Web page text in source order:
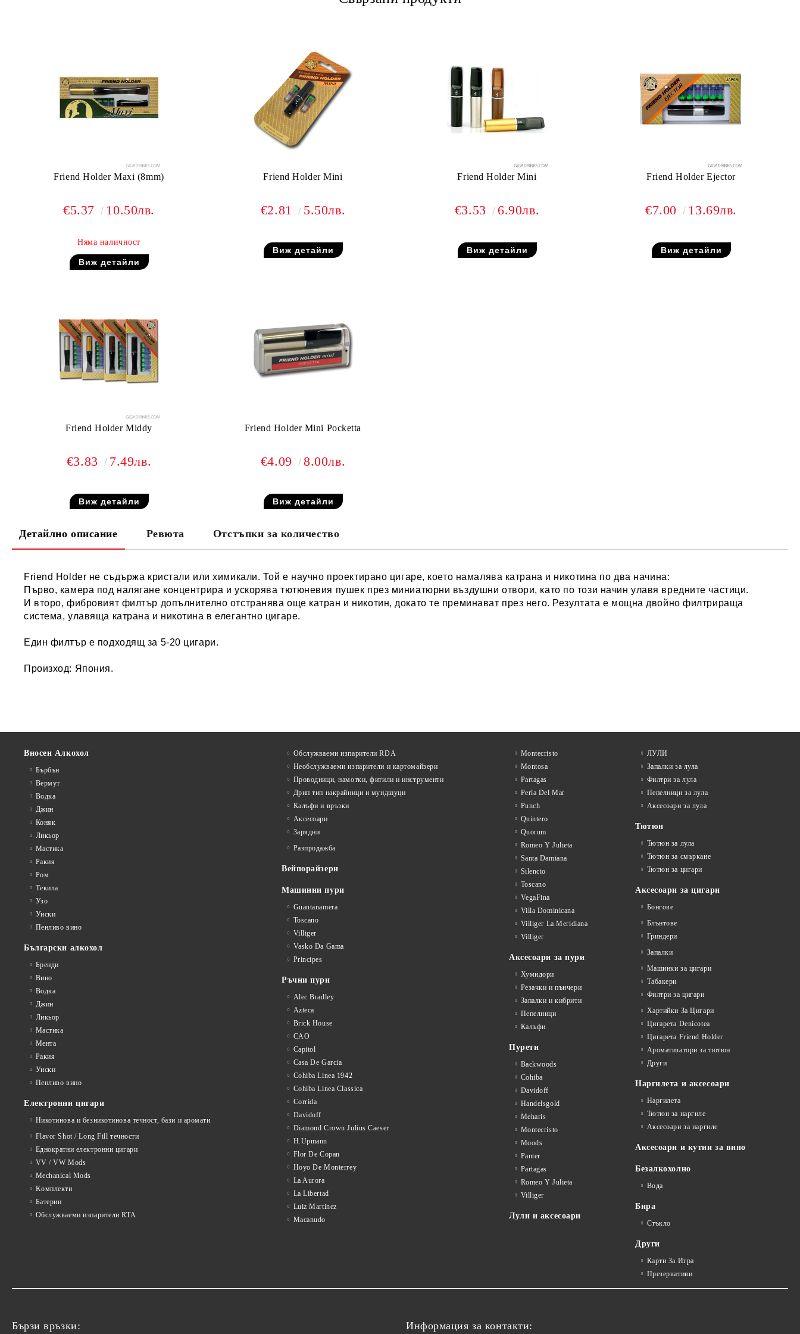
Friend Holder Maxi (8mm)
€5.37 10.50лв.
Няма наличност
Виж детайли
Friend Holder Mini
€2.81 5.50лв.
Виж детайли
Friend Holder Mini
€3.53 6.90лв.
Виж детайли
Friend Holder Ejector
€7.00 13.69лв.
Виж детайли
Friend Holder Middy
€3.83 7.49лв.
Виж детайли
Friend Holder Mini Pocketta
€4.09 8.00лв.
Виж детайли
Детайлно описание Ревюта Отстъпки за количество
Friend Holder не съдържа кристали или химикали. Той е научно проектирано цигаре, което намалява катрана и никотина по два начина:
Първо, камера под налягане концентрира и ускорява тютюневия пушек през миниатюрни въздушни отвори, като по този начин улавя вредните частици.
И второ, фибровият филтър допълнително отстранява още катран и никотин, докато те преминават през него. Резултата е мощна двойно филтрираща
система, улавяща катрана и никотина в елегантно цигаре.
Един филтър е подходящ за 5-20 цигари.
Произход: Япония.
Вносен Алкохол
Бърбън
Вермут
Водка
Джин
Коняк
Ликьор
Мастика
Ракия
Ром
Текила
Узо
Уиски
Пенливо вино
Български алкохол
Бренди
Вино
Водка
Джин
Ликьор
Мастика
Мента
Ракия
Уиски
Пенливо вино
Електронни цигари
Никотинова и безникотинова течност, бази и аромати
Flavor Shot / Long Fill течности
Еднократни електронни цигари
VV / VW Mods
Mechanical Mods
Kомплекти
Батерии
Обслужваеми изпарители RTA
Обслужваеми изпарители RDA
Необслужваеми изпарители и картомайзери
Проводници, намотки, фитили и инструменти
Дрип тип накрайници и мундщуци
Калъфи и връзки
Аксесоари
Зарядни
Разпродажба
Вейпорайзери
Машинни пури
Guantanamera
Toscano
Villiger
Vasko Da Gama
Principes
Ръчни пури
Alec Bradley
Azteca
Brick House
CAO
Capitol
Casa De Garcia
Cohiba Linea 1942
Cohiba Linea Classica
Corrida
Davidoff
Diamond Crown Julius Caeser
H.Upmann
Flor De Copan
Hoyo De Monterrey
La Aurora
La Libertad
Luiz Martinez
Macanudo
Montecristo
Montosa
Partagas
Perla Del Mar
Punch
Quintero
Quorum
Romeo Y Julieta
Santa Damiana
Silencio
Toscano
VegaFina
Villa Dominicana
Villiger La Meridiana
Villiger
Аксесоари за пури
Хумидори
Резачки и пънчери
Запалки и кибрити
Пепелници
Калъфи
Пурети
Backwoods
Cohiba
Davidoff
Handelsgold
Meharis
Montecristo
Moods
Panter
Partagas
Romeo Y Julieta
Villiger
Лули и аксесоари
ЛУЛИ
Запалки за лула
Филтри за лула
Пепелници за лула
Аксесоари за лула
Тютюн
Тютюн за лула
Тютюн за смъркане
Тютюн за цигари
Аксесоари за цигари
Бонгове
Блънтове
Гриндери
Запалки
Машинки за цигари
Табакери
Филтри за цигари
Хартийки За Цигари
Цигарета Denicotea
Цигарета Friend Holder
Ароматизатори за тютюн
Други
Наргилета и аксесоари
Наргилета
Тютюн за наргиле
Аксесоари за наргиле
Аксесоари и кутии за вино
Безалкохолно
Вода
Бира
Стъкло
Други
Карти За Игра
Презервативи
Бързи връзки: Информация за контакти: